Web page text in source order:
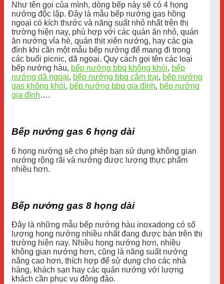
Như tên gọi của mình, dòng bếp này sẽ có 4 họng
nướng độc lập. Đây là mẫu bếp nướng gas hồng
ngoại có kích thước và năng suất nhỏ nhất trên thị
trường hiện nay, phù hợp với các quán ăn nhỏ, quán
ăn nướng vỉa hè, quán thịt xiên nướng, hay các gia
đình khi cần một mẫu bếp nướng để mang đi trong
các buổi picnic, dã ngoại. Quy cách gọi tên các loại
bếp nướng hàu, bếp nướng bbq không khói, bếp
nướng dã ngoại, bếp nướng bbq cắm trại, bếp nướng
gas không khói, bếp nướng bbq gia đình, bếp nướng
gia đình….
Bếp nướng gas 6 họng dài
6 họng nướng sẽ cho phép bạn sử dụng không gian
nướng rộng rãi và nướng được lượng thực phẩm
nhiều hơn.
Bếp nướng gas 8 họng dài
Đây là những mẫu bếp nướng hàu inoxadong có số
lượng họng nướng nhiều nhất đang được bán trên thị
trường hiện nay. Nhiều họng nướng hơn, nhiều
không gian nướng hơn, cũng là năng suất nướng
nâng cao hơn, thích hợp để sử dụng cho các nhà
hàng, khách sạn hay các quán nướng với lượng
khách cần phục vụ đông đảo.